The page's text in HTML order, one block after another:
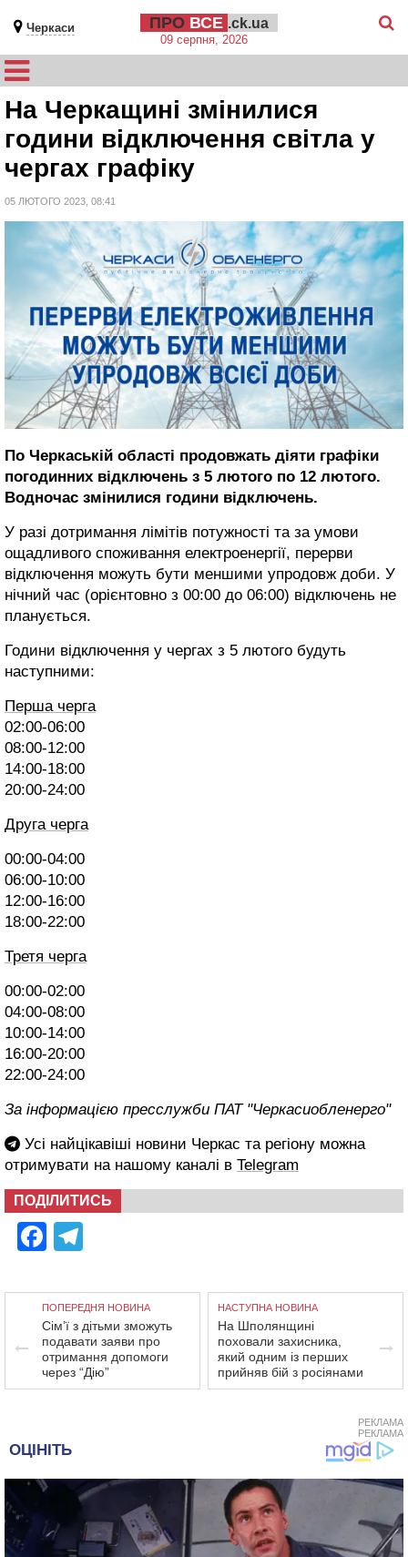
Черкаси ПРО ВСЕ .ck.ua
09 серпня, 2026
На Черкащині змінилися
години відключення світла у
чергах графіку
05 ЛЮТОГО 2023, 08:41
По Черкаській області продовжать діяти графіки
погодинних відключень з 5 лютого по 12 лютого.
Водночас змінилися години відключень.
У разі дотримання лімітів потужності та за умови
ощадливого споживання електроенергії, перерви
відключення можуть бути меншими упродовж доби. У
нічний час (орієнтовно з 00:00 до 06:00) відключень не
планується.
Години відключення у чергах з 5 лютого будуть
наступними:
Перша черга
02:00-06:00
08:00-12:00
14:00-18:00
20:00-24:00
Друга черга
00:00-04:00
06:00-10:00
12:00-16:00
18:00-22:00
Третя черга
00:00-02:00
04:00-08:00
10:00-14:00
16:00-20:00
22:00-24:00
За інформацією пресслужби ПАТ "Черкасиобленерго"
Усі найцікавіші новини Черкас та регіону можна
отримувати на нашому каналі в Telegram
ПОДІЛИТИСЬ
Facebook
ПОПЕРЕДНЯ НОВИНА
Сім’ї з дітьми зможуть
подавати заяви про
отримання допомоги
через “Дію”
НАСТУПНА НОВИНА
На Шполянщині
поховали захисника,
який одним із перших
прийняв бій з росіянами
РЕКЛАМА
РЕКЛАМА